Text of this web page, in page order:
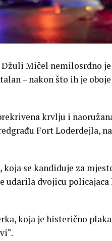
Mičel nemilosrdno je
– nakon što ih je
krvlju i
Fort Loderdejla,
se kandiduje za
udarila dvojicu
koja je histerično